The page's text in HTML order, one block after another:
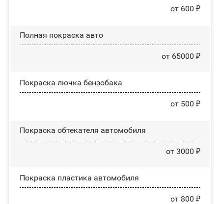
от 600 ₽
Полная покраска авто
от 65000 ₽
Покраска лючка бензобака
от 500 ₽
Покраска обтекателя автомобиля
от 3000 ₽
Покраска пластика автомобиля
от 800 ₽